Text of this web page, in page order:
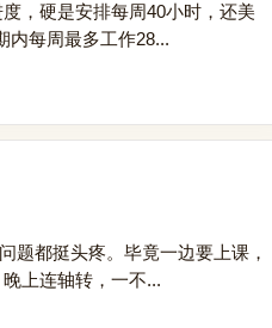
，硬是安排每周40小时，还美
内每周最多工作28...
题都挺头疼。毕竟一边要上课，
上连轴转，一不...